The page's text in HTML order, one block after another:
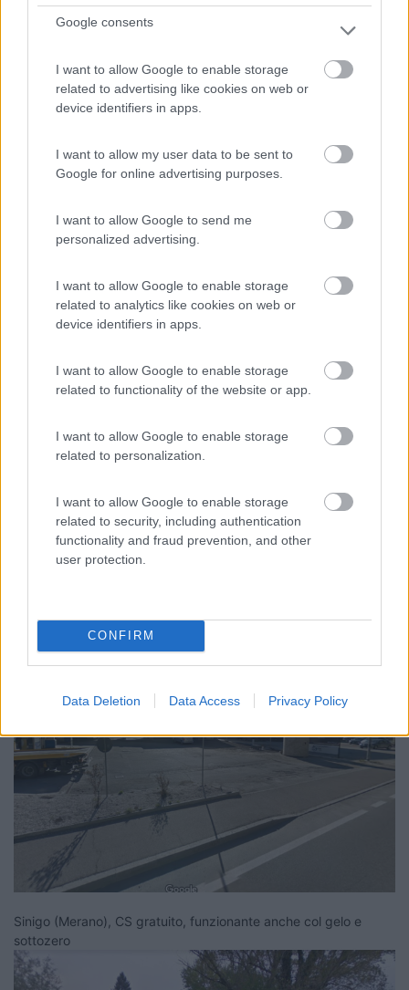
Google consents
I want to allow Google to enable storage
related to advertising like cookies on web or
device identifiers in apps.
I want to allow my user data to be sent to
Google for online advertising purposes.
I want to allow Google to send me
personalized advertising.
I want to allow Google to enable storage
related to analytics like cookies on web or
device identifiers in apps.
I want to allow Google to enable storage
related to functionality of the website or app.
I want to allow Google to enable storage
related to personalization.
I want to allow Google to enable storage
related to security, including authentication
functionality and fraud prevention, and other
user protection.
CONFIRM
Data Deletion Data Access Privacy Policy
Per cui gli zozzoni non sono "categorizzabili"
Molto spesso ho letto di persone convinte che l'unica possibilità
di fare CS sia solo entrando in camping o in area attrezzata,
ignorando di fatto tutto il mondo di possibilità lecite e regolari
lungo le strade
Così, tanto per dare due dritte... personalmente ho una lista
infinita di CS di questo tipo di cose, con coordinate GPS...
Potrei riempire mezzo topic di suggerimenti simili
Bressanone, presso distributore Esso, acqua a pagamento, CS
Sinigo (Merano), CS gratuito, funzionante anche col gelo e
sottozero